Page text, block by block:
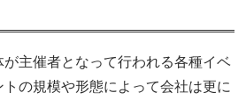
主催者となって行われる各種イベ
の規模や形態によって会社は更に